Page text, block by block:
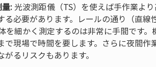
: 光波測距儀（TS）を使えば手作業よ
る必要があります。レールの通り（直
を細かく測定するのは非常に手間です
で現場で時間を要します。さらに夜間
るリスクもあります。